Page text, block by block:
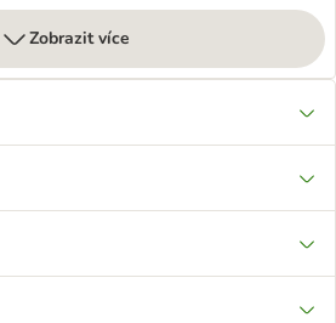
Zobrazit více